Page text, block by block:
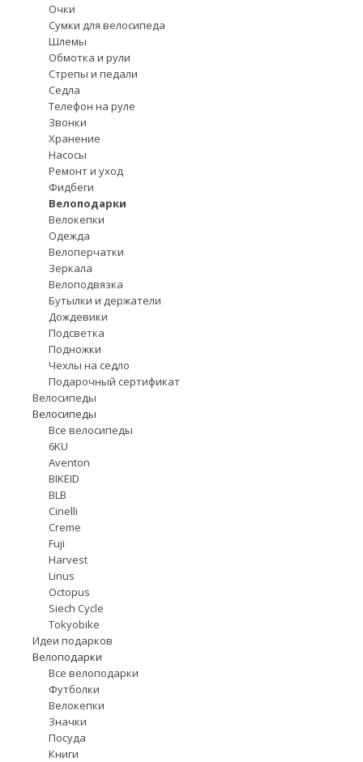
Очки
Сумки для велосипеда
Шлемы
Обмотка и рули
Стрепы и педали
Седла
Телефон на руле
Звонки
Хранение
Насосы
Ремонт и уход
Фидбеги
Велоподарки
Велокепки
Одежда
Велоперчатки
Зеркала
Велоподвязка
Бутылки и держатели
Дождевики
Подсветка
Подножки
Чехлы на седло
Подарочный сертификат
Велосипеды
Велосипеды
Все велосипеды
6KU
Aventon
BIKEID
BLB
Cinelli
Creme
Fuji
Harvest
Linus
Octopus
Siech Cycle
Tokyobike
Идеи подарков
Велоподарки
Все велоподарки
Футболки
Велокепки
Значки
Посуда
Книги